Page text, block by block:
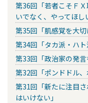
第36回「若者こそＦ
いでなく、やってほし
第35回「肌感覚を大切
第34回「タカ派・ハト
第33回「政治家の発言
第32回「ポンドドル、
第31回「新たに注目
はいけない」